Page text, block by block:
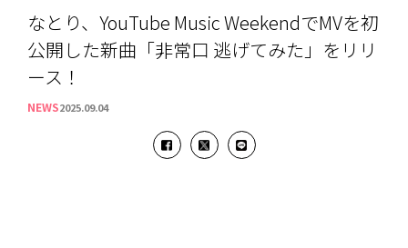
なとり、YouTube Music WeekendでMVを初
公開した新曲「非常口 逃げてみた」をリリ
ース！
NEWS2025.09.04